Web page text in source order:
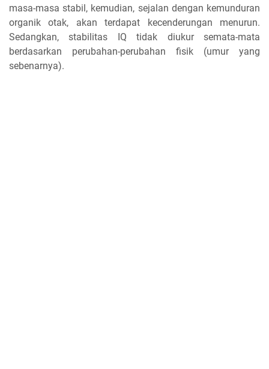
masa-masa stabil, kemudian, sejalan dengan kemunduran
organik otak, akan terdapat kecenderungan menurun.
Sedangkan, stabilitas IQ tidak diukur semata-mata
berdasarkan perubahan-perubahan fisik (umur yang
sebenarnya).